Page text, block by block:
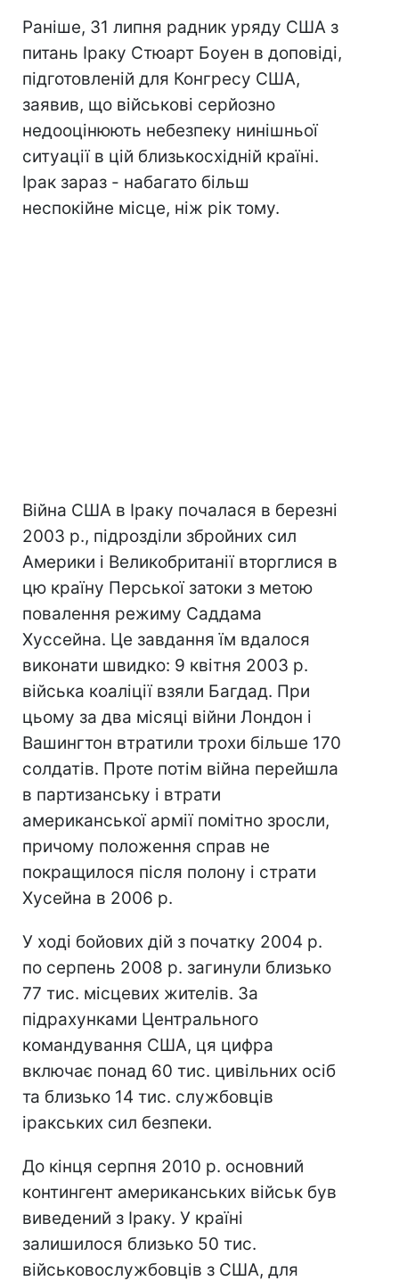
Раніше, 31 липня радник уряду США з
питань Іраку Стюарт Боуен в доповіді,
підготовленій для Конгресу США,
заявив, що військові серйозно
недооцінюють небезпеку нинішньої
ситуації в цій близькосхідній країні.
Ірак зараз - набагато більш
неспокійне місце, ніж рік тому.
Війна США в Іраку почалася в березні
2003 р., підрозділи збройних сил
Америки і Великобританії вторглися в
цю країну Перської затоки з метою
повалення режиму Саддама
Хуссейна. Це завдання їм вдалося
виконати швидко: 9 квітня 2003 р.
війська коаліції взяли Багдад. При
цьому за два місяці війни Лондон і
Вашингтон втратили трохи більше 170
солдатів. Проте потім війна перейшла
в партизанську і втрати
американської армії помітно зросли,
причому положення справ не
покращилося після полону і страти
Хусейна в 2006 р.
У ході бойових дій з початку 2004 р.
по серпень 2008 р. загинули близько
77 тис. місцевих жителів. За
підрахунками Центрального
командування США, ця цифра
включає понад 60 тис. цивільних осіб
та близько 14 тис. службовців
іракських сил безпеки.
До кінця серпня 2010 р. основний
контингент американських військ був
виведений з Іраку. У країні
залишилося близько 50 тис.
військовослужбовців з США, для